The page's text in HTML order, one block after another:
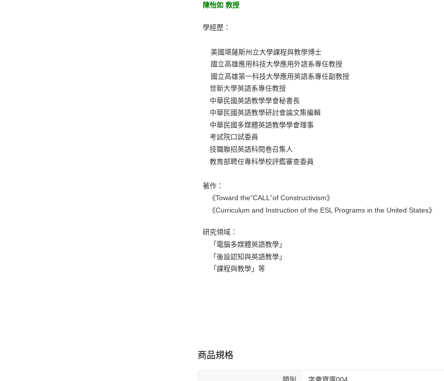
陳怡如 教授
學經歷：
美國堪薩斯州立大學課程與教學博士
國立高雄應用科技大學應用外語系專任教授
國立高雄第一科技大學應用英語系專任副教授
世新大學英語系專任教授
中華民國英語教學學會秘書長
中華民國英語教學研討會論文集編輯
中華民國多媒體英語教學學會理事
考試院口試委員
技職聯招英語科閱卷召集人
教育部聘任專科學校評鑑審查委員
著作：
《Toward the“CALL”of Constructivism》
《Curriculum and Instruction of the ESL Programs in the United States》
研究領域：
「電腦多媒體英語教學」
「後設認知與英語教學」
「課程與教學」等
商品規格
類別 字彙寶庫004